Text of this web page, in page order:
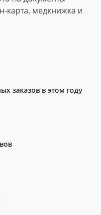
карта, медкнижка и
заказов в этом году